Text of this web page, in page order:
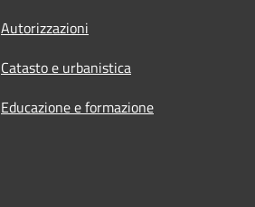
Autorizzazioni
Catasto e urbanistica
Educazione e formazione